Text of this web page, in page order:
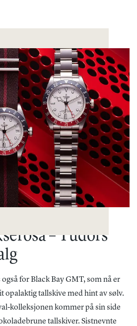
– Tudors
for Black Bay GMT, som nå er
opalaktig tallskive med hint av sølv.
kolleksjonen kommer på sin side
tallskiver. Sistnevnte